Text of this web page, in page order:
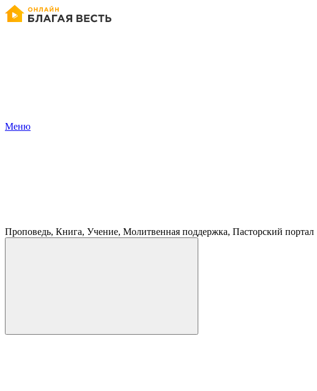
Меню
Проповедь, Книга, Учение, Молитвенная поддержка, Пасторский портал